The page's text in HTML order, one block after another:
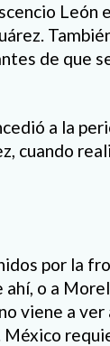
León
de que
a la
cuando
por la
ahí, o a
viene a ver